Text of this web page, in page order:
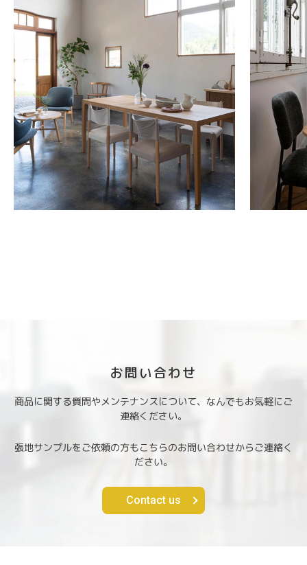
お問い合わせ
商品に関する質問やメンテナンスについて、なんでもお気軽にご
連絡ください。
張地サンプルをご依頼の方もこちらのお問い合わせからご連絡く
ださい。
Contact us